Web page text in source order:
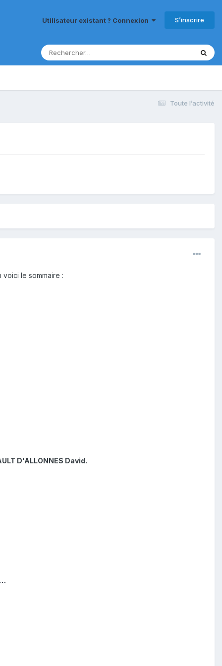
Utilisateur existant ? Connexion S’inscrire
Toute l’activité
le sommaire :
D'ALLONNES David.